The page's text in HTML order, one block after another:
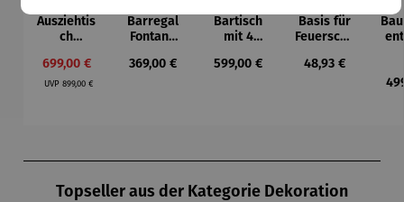
Ausziehtis
ch
– Valor
Verkaufspreis:
699,00 €
UVP Regulärer Preis:
899,00 €
Barregal
Fontana
Regulärer Preis:
369,00 €
Bartisch
mit 4
Capua
Regulärer Preis:
599,00 €
Basis für
Feuerscha
Ø 80 cm
Regulärer Preis:
48,93 €
Topseller aus der Kategorie Dekoration